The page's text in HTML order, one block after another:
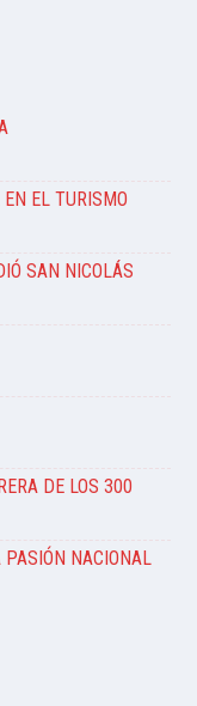
EL TURISMO
SAN NICOLÁS
DE LOS 300
NACIONAL